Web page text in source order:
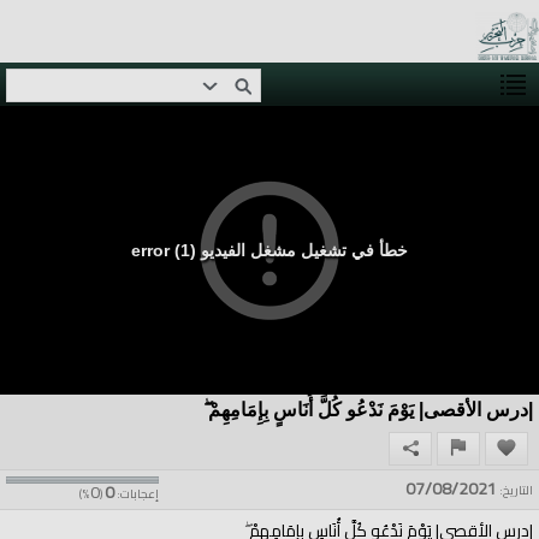
خطأ في تشغيل مشغل الفيديو (1) error
|درس الأقصى| يَوْمَ نَدْعُو كُلَّ أُنَاسٍ بِإِمَامِهِمْ ۖ
إعجابات:0
(
0
%) التاريخ: 07/08/2021
|درس الأقصى| يَوْمَ نَدْعُو كُلَّ أُنَاسٍ بِإِمَامِهِمْ ۖ